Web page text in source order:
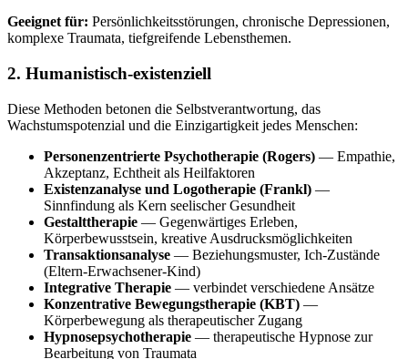
Geeignet für: Persönlichkeitsstörungen, chronische Depressionen,
komplexe Traumata, tiefgreifende Lebensthemen.
2. Humanistisch-existenziell
Diese Methoden betonen die Selbstverantwortung, das
Wachstumspotenzial und die Einzigartigkeit jedes Menschen:
Personenzentrierte Psychotherapie (Rogers) — Empathie,
Akzeptanz, Echtheit als Heilfaktoren
Existenzanalyse und Logotherapie (Frankl) —
Sinnfindung als Kern seelischer Gesundheit
Gestalttherapie — Gegenwärtiges Erleben,
Körperbewusstsein, kreative Ausdrucksmöglichkeiten
Transaktionsanalyse — Beziehungsmuster, Ich-Zustände
(Eltern-Erwachsener-Kind)
Integrative Therapie — verbindet verschiedene Ansätze
Konzentrative Bewegungstherapie (KBT) —
Körperbewegung als therapeutischer Zugang
Hypnosepsychotherapie — therapeutische Hypnose zur
Bearbeitung von Traumata